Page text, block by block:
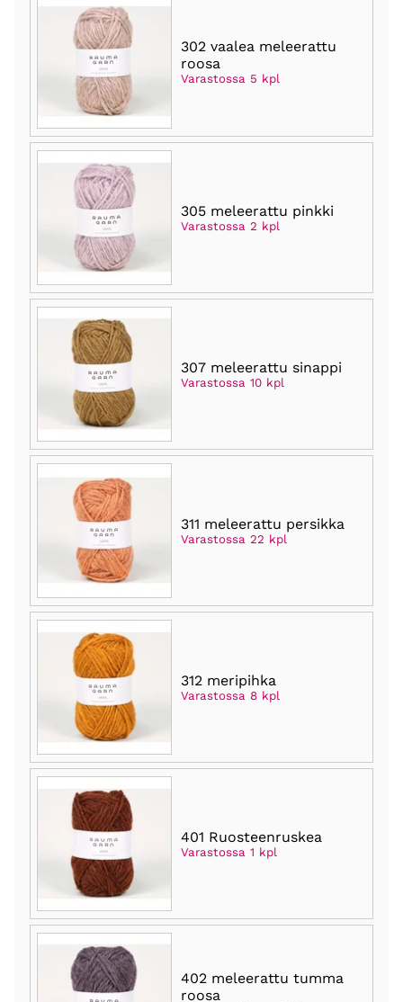
302 vaalea meleerattu
roosa
Varastossa 5 kpl
305 meleerattu pinkki
Varastossa 2 kpl
307 meleerattu sinappi
Varastossa 10 kpl
311 meleerattu persikka
Varastossa 22 kpl
312 meripihka
Varastossa 8 kpl
401 Ruosteenruskea
Varastossa 1 kpl
402 meleerattu tumma
roosa